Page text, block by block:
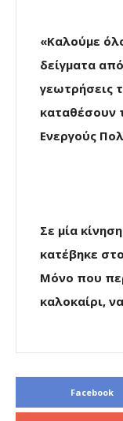
«Καλούμε
δείγματα
γεωτρήσεις
καταθέσουν
Ενεργούς
Σε μία
κατέβηκε
Μόνο που
καλοκαίρι,
Facebook